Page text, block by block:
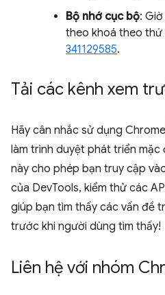
Bộ nhớ cục bộ:
theo khoá theo
341129585.
Tải các kênh xem
Hãy cân nhắc sử dụng Chrome
làm trình duyệt phát triển
này cho phép bạn truy cập
của DevTools, kiểm thử các
giúp bạn tìm thấy các vấn đề
trước khi người dùng tìm thấy!
Liên hệ với nhóm